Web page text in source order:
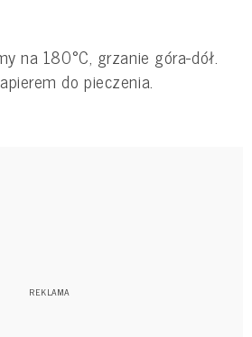
na 180°C, grzanie góra-dół.
do pieczenia.